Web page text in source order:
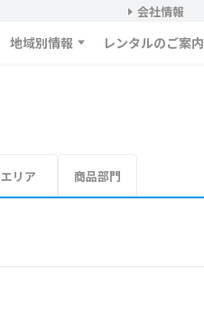
会社情報
地域別情報 レンタルのご案内
エリア 商品部門